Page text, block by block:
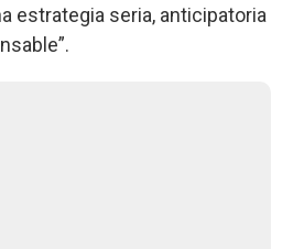
estrategia seria, anticipatoria